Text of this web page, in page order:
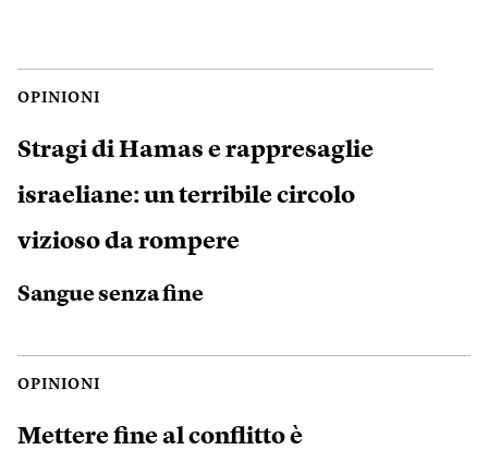
OPINIONI
Stragi di Hamas e rappresaglie
israeliane: un terribile circolo
vizioso da rompere
Sangue senza fine
OPINIONI
Mettere fine al conflitto è